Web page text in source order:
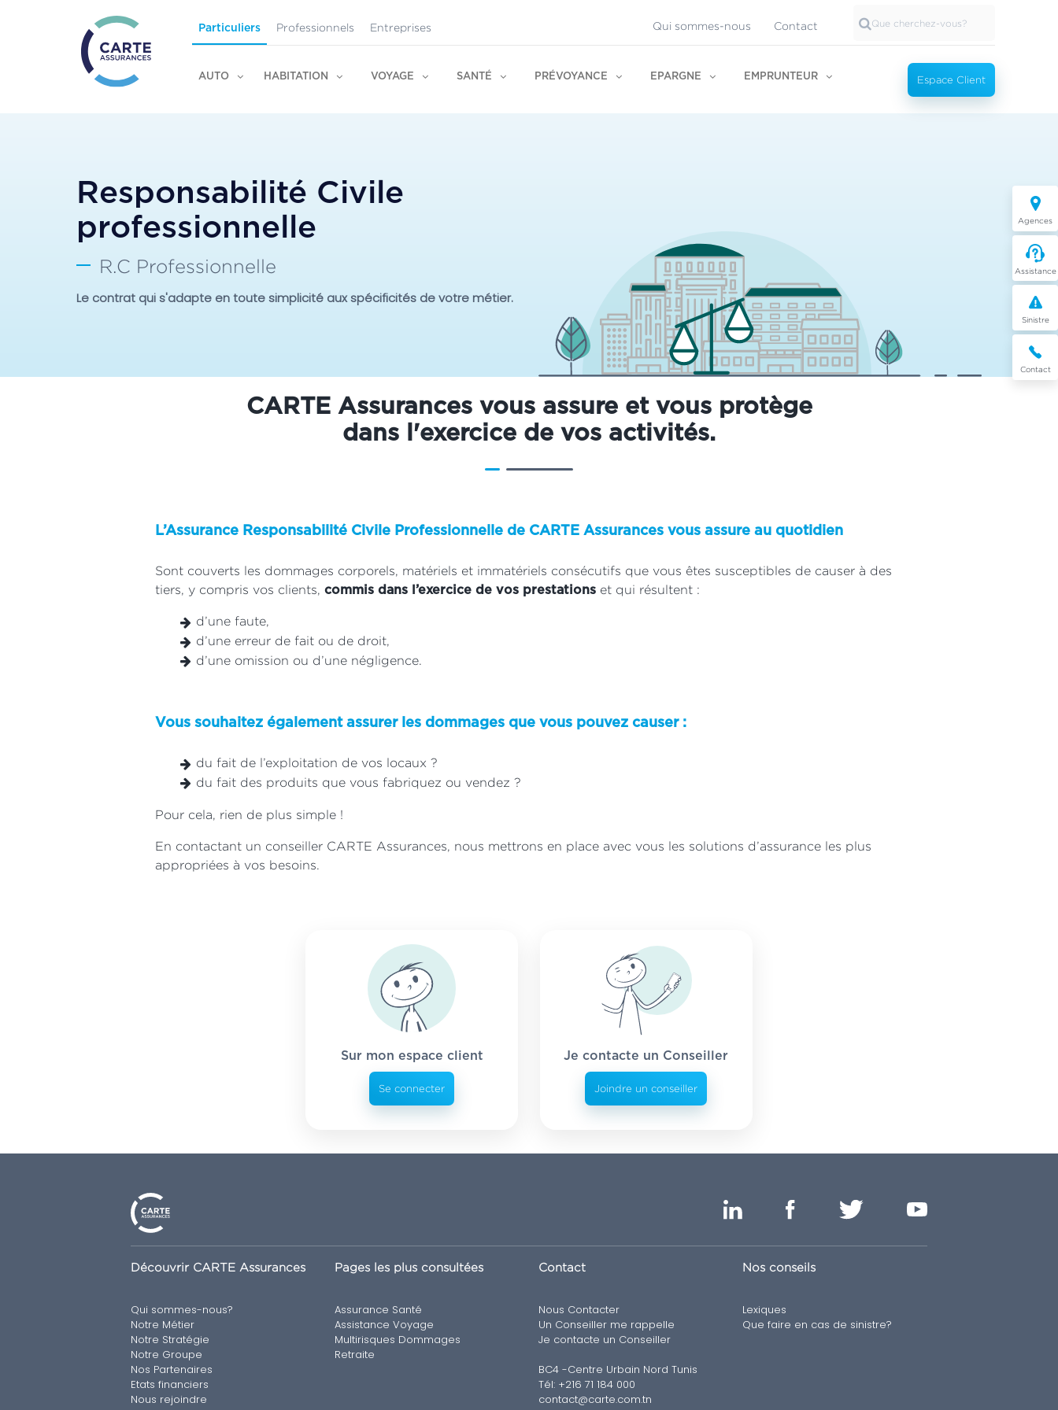
Particuliers Professionnels Entreprises Qui sommes-nous Contact
AUTO HABITATION VOYAGE SANTÉ PRÉVOYANCE EPARGNE EMPRUNTEUR Espace Client
Agences
Assistance
Sinistre
Contact
Responsabilité Civile
professionnelle
R.C Professionnelle
Le contrat qui s'adapte en toute simplicité aux spécificités de votre métier.
CARTE Assurances vous assure et vous protège
dans l'exercice de vos activités.
L’Assurance Responsabilité Civile Professionnelle de CARTE Assurances vous assure au quotidien
Sont couverts les dommages corporels, matériels et immatériels consécutifs que vous êtes susceptibles de causer à des
tiers, y compris vos clients, commis dans l’exercice de vos prestations et qui résultent :
d’une faute,
d’une erreur de fait ou de droit,
d’une omission ou d’une négligence.
Vous souhaitez également assurer les dommages que vous pouvez causer :
du fait de l’exploitation de vos locaux ?
du fait des produits que vous fabriquez ou vendez ?
Pour cela, rien de plus simple !
En contactant un conseiller CARTE Assurances, nous mettrons en place avec vous les solutions d’assurance les plus
appropriées à vos besoins.
Sur mon espace client
Se connecter
Je contacte un Conseiller
Joindre un conseiller
Découvrir CARTE Assurances
Qui sommes-nous?
Notre Métier
Notre Stratégie
Notre Groupe
Nos Partenaires
Etats financiers
Nous rejoindre
Pages les plus consultées
Assurance Santé
Assistance Voyage
Multirisques Dommages
Retraite
Contact
Nous Contacter
Un Conseiller me rappelle
Je contacte un Conseiller
BC4 -Centre Urbain Nord Tunis
Tél: +216 71 184 000
contact@carte.com.tn
Nos conseils
Lexiques
Que faire en cas de sinistre?